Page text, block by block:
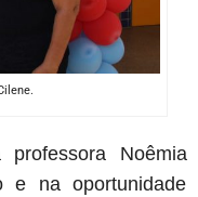
Noêmia
e na oportunidade